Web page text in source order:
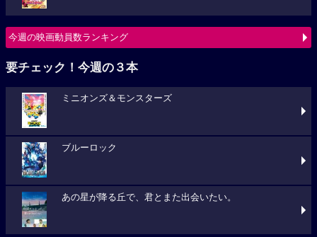
今週の映画動員数ランキング
要チェック！今週の３本
ミニオンズ＆モンスターズ
ブルーロック
あの星が降る丘で、君とまた出会いたい。